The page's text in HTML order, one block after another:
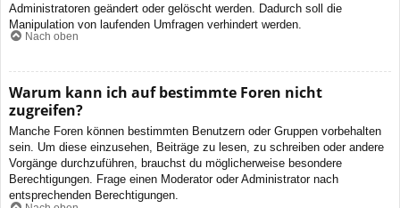
Administratoren geändert oder gelöscht werden. Dadurch soll die
Manipulation von laufenden Umfragen verhindert werden.
Nach oben
Warum kann ich auf bestimmte Foren nicht
zugreifen?
Manche Foren können bestimmten Benutzern oder Gruppen vorbehalten
sein. Um diese einzusehen, Beiträge zu lesen, zu schreiben oder andere
Vorgänge durchzuführen, brauchst du möglicherweise besondere
Berechtigungen. Frage einen Moderator oder Administrator nach
entsprechenden Berechtigungen.